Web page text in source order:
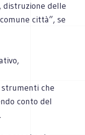
distruzione delle
città”, se
che
conto del